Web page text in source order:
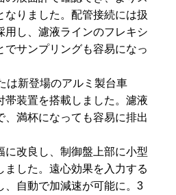
なりました。配管接続には扱
用し、濾液ラインのフレキシ
でサンプリングも容易になっ
は新登場のアルミ製台車
帯装置を搭載しました。濾液
、満杯になっても容易に排出
に改良し、制御盤上部に小型
ました。遠心効果を入力する
、自動で加減速が可能に。3